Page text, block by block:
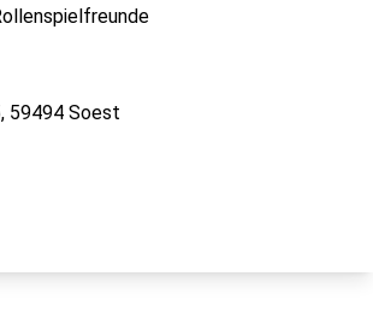
59494 Soest